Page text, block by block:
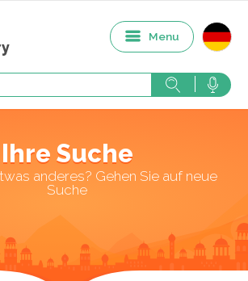
Menu
Ihre Suche
anderes? Gehen Sie auf neue
Suche